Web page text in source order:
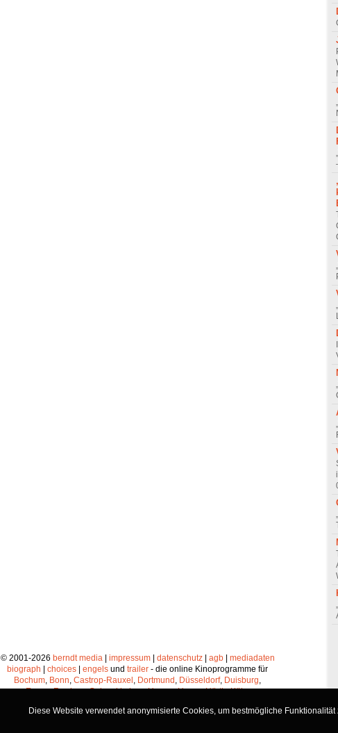
© 2001-2026 berndt media | impressum| datenschutz| agb| mediadaten
biograph | choices | engels und trailer - die online Kinoprogramme für
Bochum Bonn Castrop-Rauxel Dortmund Düsseldorf, Duisburg
Essen,Frechen,Gelsenkirchen,Hagen,Herne,Hürth,Köln,
Recklinghausen,SolingenundWuppertal
Diese Website verwendet anonymisierte Cookies, um bestmögliche